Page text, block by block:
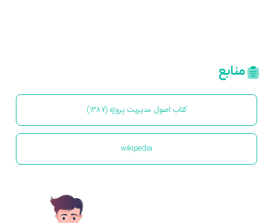
منابع
کتاب اصول مدیریت پروژه (1387)
wikipedia